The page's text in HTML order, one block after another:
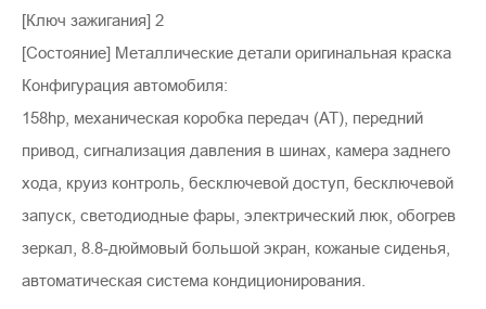
[Ключ зажигания] 2
[Состояние] Металлические детали оригинальная краска
Конфигурация автомобиля:
158hp, механическая коробка передач (AT), передний
привод, сигнализация давления в шинах, камера заднего
хода, круиз контроль, бесключевой доступ, бесключевой
запуск, светодиодные фары, электрический люк, обогрев
зеркал, 8.8-дюймовый большой экран, кожаные сиденья,
автоматическая система кондиционирования.